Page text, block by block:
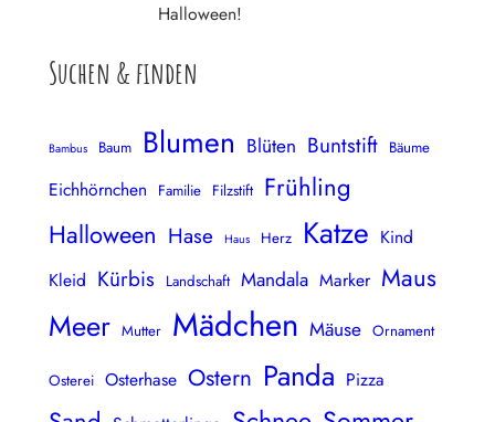
Halloween!
Suchen & finden
Bambus Baum Blumen Blüten Buntstift Bäume
Eichhörnchen Familie Filzstift Frühling
Halloween Hase Haus Herz Katze Kind
Kleid Kürbis Landschaft Mandala Marker Maus
Meer Mutter Mädchen Mäuse Ornament
Osterei Osterhase Ostern Panda Pizza